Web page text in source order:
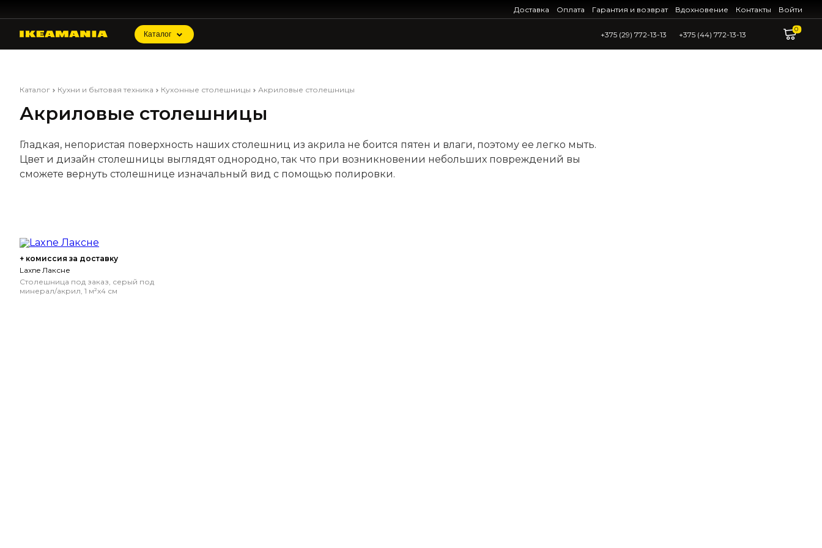
Доставка Оплата Гарантия и возврат Вдохновение Контакты Войти
Каталог +375 (29) 772-13-13 +375 (44) 772-13-13
0
Каталог Кухни и бытовая техника Кухонные столешницы Акриловые столешницы
Акриловые столешницы
Гладкая, непористая поверхность наших столешниц из акрила не боится пятен и влаги, поэтому ее легко мыть.
Цвет и дизайн столешницы выглядят однородно, так что при возникновении небольших повреждений вы
сможете вернуть столешнице изначальный вид с помощью полировки.
+ комиссия за доставку
Laxne Лаксне
Столешница под заказ, серый под
минерал/акрил, 1 м²x4 см